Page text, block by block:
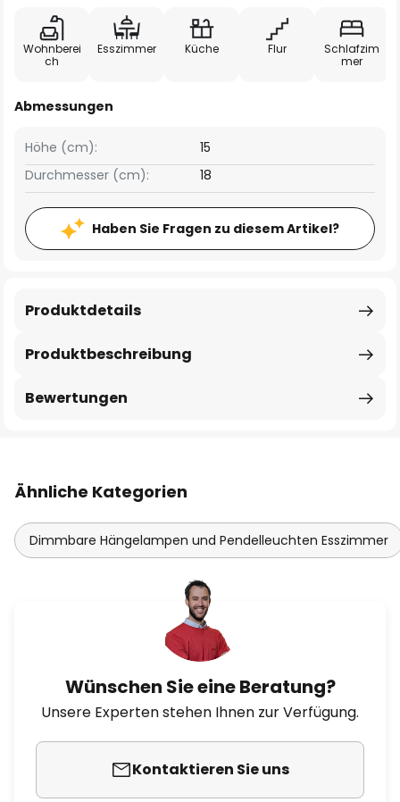
Wohnberei
ch
Esszimmer Küche Flur
Schlafzim
mer
Abmessungen
Höhe (cm):
15
Durchmesser (cm):
18
Haben Sie Fragen zu diesem Artikel?
Produktbeschreibung
Produktdetails
Bewertungen
Ähnliche Kategorien
Dimmbare Hängelampen und Pendelleuchten Esszimmer
Wünschen Sie eine Beratung?
Unsere Experten stehen Ihnen zur Verfügung.
Kontaktieren Sie uns